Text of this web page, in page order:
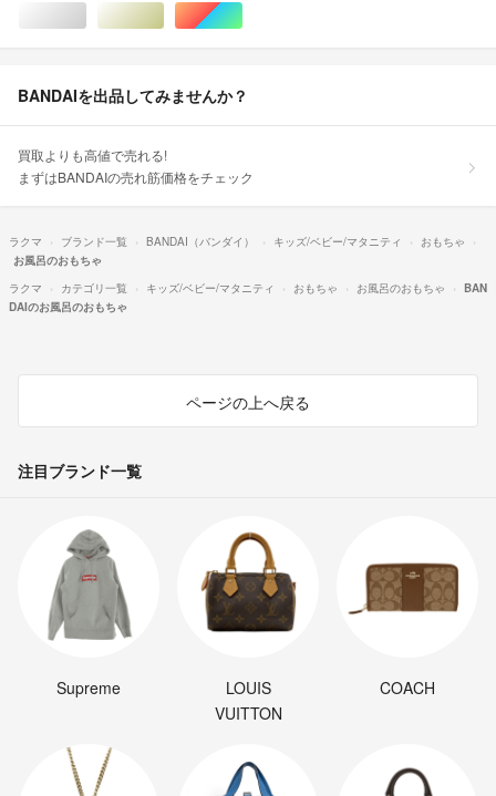
シルバー/銀色系ゴールド/金色系マルチカラー
BANDAIを出品してみませんか？
買取よりも高値で売れる!
まずはBANDAIの売れ筋価格をチェック
ラクマ ブランド一覧 BANDAI（バンダイ） キッズ/ベビー/マタニティ
おもちゃ
お風呂のおもちゃ
ラクマ
カテゴリ一覧 キッズ/ベビー/マタニティ おもちゃ お風呂のおもちゃ
BAN
DAIのお風呂のおもちゃ
ページの上へ戻る
注目ブランド一覧
Supreme
LOUIS
VUITTON
COACH